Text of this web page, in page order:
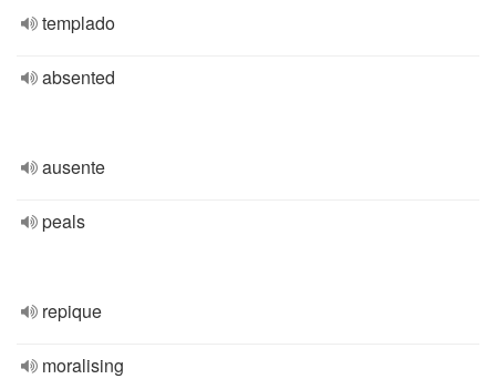
templado
absented
ausente
peals
repique
moralising